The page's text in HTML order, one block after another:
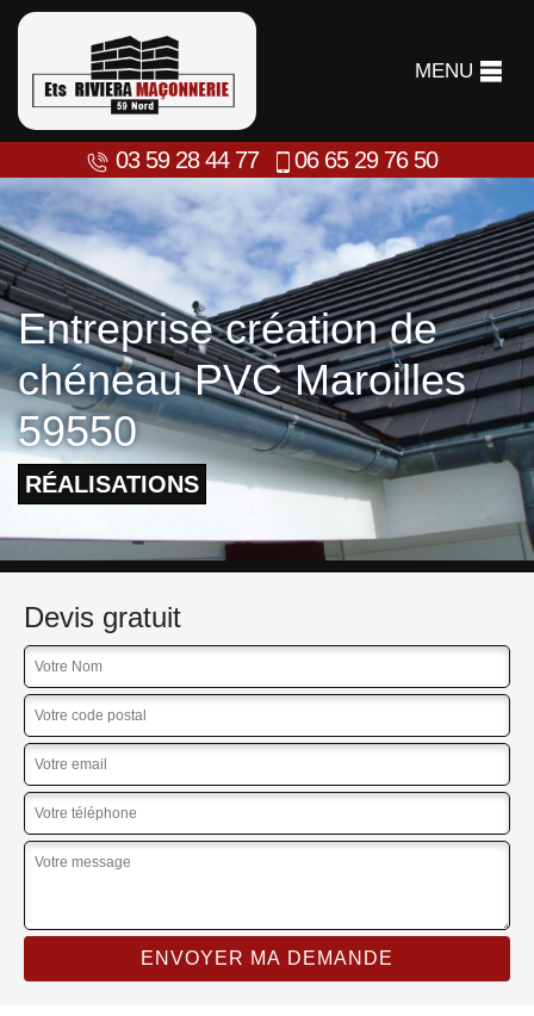
MENU
03 59 28 44 77 06 65 29 76 50
Entreprise création de
chéneau PVC Maroilles
59550
RÉALISATIONS
Devis gratuit